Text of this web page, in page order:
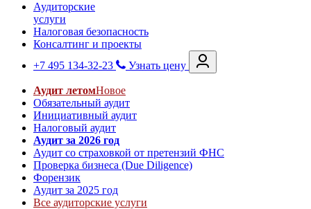
Аудиторские
услуги
Налоговая безопасность
Консалтинг и проекты
+7 495 134-32-23
Узнать цену
Аудит летомНовое
Обязательный аудит
Инициативный аудит
Налоговый аудит
Аудит за 2026 год
Аудит со страховкой от претензий ФНС
Проверка бизнеса (Due Diligence)
Форензик
Аудит за 2025 год
Все аудиторские услуги